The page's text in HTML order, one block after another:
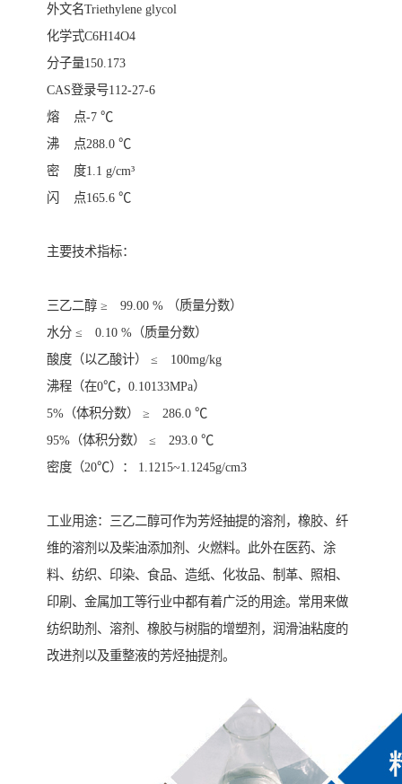
外文名Triethylene glycol
化学式C6H14O4
分子量150.173
CAS登录号112-27-6
熔 点-7 ℃
沸 点288.0 ℃
密 度1.1 g/cm³
闪 点165.6 ℃
主要技术指标：
三乙二醇 ≥ 99.00 % （质量分数）
水分 ≤ 0.10 %（质量分数）
酸度（以乙酸计） ≤ 100mg/kg
沸程（在0℃，0.10133MPa）
5%（体积分数） ≥ 286.0 ℃
95%（体积分数） ≤ 293.0 ℃
密度（20℃）： 1.1215~1.1245g/cm3
工业用途：三乙二醇可作为芳烃抽提的溶剂，橡胶、纤
维的溶剂以及柴油添加剂、火燃料。此外在医药、涂
料、纺织、印染、食品、造纸、化妆品、制革、照相、
印刷、金属加工等行业中都有着广泛的用途。常用来做
纺织助剂、溶剂、橡胶与树脂的增塑剂，润滑油粘度的
改进剂以及重整液的芳烃抽提剂。